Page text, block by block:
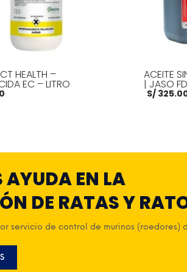
HEALTH –
EC – LITRO
ACEITE
| JASO FD
S/
AYUDA EN LA
DE RATAS Y
servicio de control de murinos (roedores)